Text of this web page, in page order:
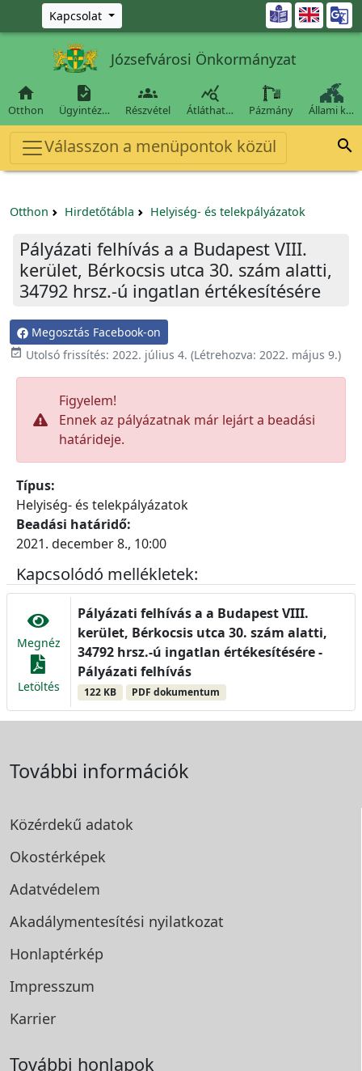
Ugrás a fő tartalomra
Kapcsolat 
Józsefvárosi Önkormányzat

Otthon

Ügyintéz…

Részvétel

Átláthat… Pázmány Állami k…
Válasszon a menüpontok közül 
Otthon Hirdetőtábla Helyiség- és telekpályázatok
Pályázati felhívás a a Budapest VIII.
kerület, Bérkocsis utca 30. szám alatti,
34792 hrsz.-ú ingatlan értékesítésére
Megosztás Facebook-on
 Utolsó frissítés: 2022. július 4. (Létrehozva: 2022. május 9.)
Figyelem!
Ennek az pályázatnak már lejárt a beadási
határideje.
Típus:
Helyiség- és telekpályázatok
Beadási határidő:
2021. december 8., 10:00
Kapcsolódó mellékletek:
Megnéz
Letöltés
Pályázati felhívás a a Budapest VIII.
kerület, Bérkocsis utca 30. szám alatti,
34792 hrsz.-ú ingatlan értékesítésére -
Pályázati felhívás
122 KB PDF dokumentum
További információk
Közérdekű adatok
Okostérképek
Adatvédelem
Akadálymentesítési nyilatkozat
Honlaptérkép
Impresszum
Karrier
További honlapok